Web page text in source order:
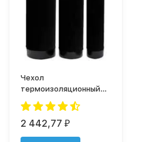
Чехол
термоизоляционный
1054 (Черный)
2 442,77 ₽